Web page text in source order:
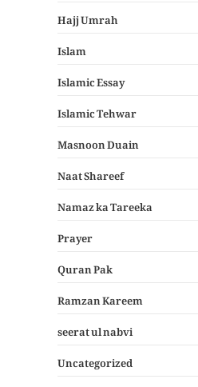
Hajj Umrah
Islam
Islamic Essay
Islamic Tehwar
Masnoon Duain
Naat Shareef
Namaz ka Tareeka
Prayer
Quran Pak
Ramzan Kareem
seerat ul nabvi
Uncategorized